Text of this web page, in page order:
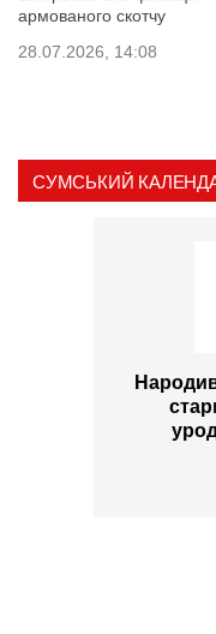
армованого скотчу
28.07.2026, 14:08
СУМСЬКИЙ